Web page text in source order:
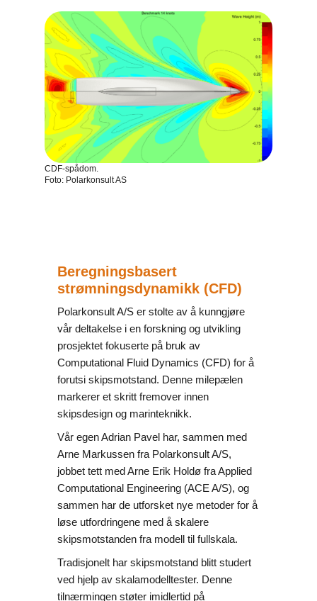
CDF-spådom.
Foto: Polarkonsult AS
Beregningsbasert
strømningsdynamikk (CFD)
Polarkonsult A/S er stolte av å kunngjøre
vår deltakelse i en forskning og utvikling
prosjektet fokuserte på bruk av
Computational Fluid Dynamics (CFD) for å
forutsi skipsmotstand. Denne milepælen
markerer et skritt fremover innen
skipsdesign og marinteknikk.
Vår egen Adrian Pavel har, sammen med
Arne Markussen fra Polarkonsult A/S,
jobbet tett med Arne Erik Holdø fra Applied
Computational Engineering (ACE A/S), og
sammen har de utforsket nye metoder for å
løse utfordringene med å skalere
skipsmotstanden fra modell til fullskala.
Tradisjonelt har skipsmotstand blitt studert
ved hjelp av skalamodelltester. Denne
tilnærmingen støter imidlertid på